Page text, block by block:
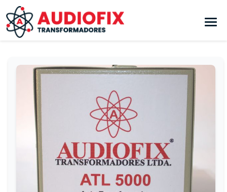
Pular para o conteúdo principal